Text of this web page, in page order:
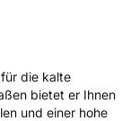
die kalte
bietet er Ihnen
und einer hohe